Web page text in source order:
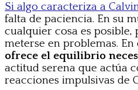
Si algo caracteriza a
falta de paciencia. En su
cualquier cosa es posible,
meterse en problemas. En
ofrece el equilibrio
actitud serena que actúa
reacciones impulsivas de